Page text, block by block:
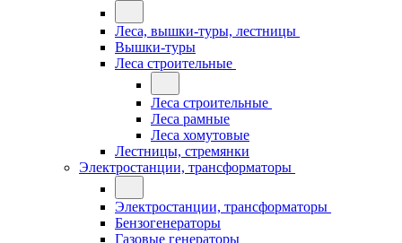
Леса, вышки-туры, лестницы
Вышки-туры
Леса строительные
Леса строительные
Леса рамные
Леса хомутовые
Лестницы, стремянки
Электростанции, трансформаторы
Электростанции, трансформаторы
Бензогенераторы
Газовые генераторы